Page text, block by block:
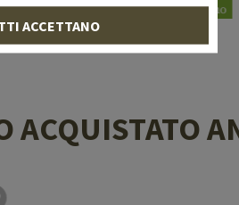
In magazzino
ACQUISTATO
ACCETTANO